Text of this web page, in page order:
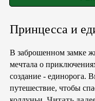
Принцесса и
В заброшенном замке
мечтала о
создание - единорога.
путешествие, чтобы